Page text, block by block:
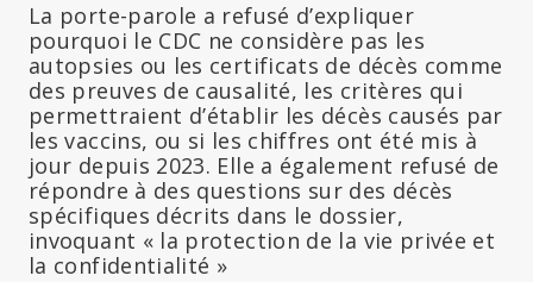
La porte-parole a refusé d’expliquer
pourquoi le CDC ne considère pas les
autopsies ou les certificats de décès comme
des preuves de causalité, les critères qui
permettraient d’établir les décès causés par
les vaccins, ou si les chiffres ont été mis à
jour depuis 2023. Elle a également refusé de
répondre à des questions sur des décès
spécifiques décrits dans le dossier,
invoquant « la protection de la vie privée et
la confidentialité »